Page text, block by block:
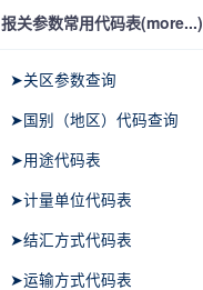
报关参数常用代码表(more...)
➤关区参数查询
➤国别（地区）代码查询
➤用途代码表
➤计量单位代码表
➤结汇方式代码表
➤运输方式代码表